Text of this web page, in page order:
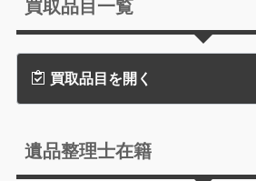
買取品目一覧
買取品目を開く
遺品整理士在籍